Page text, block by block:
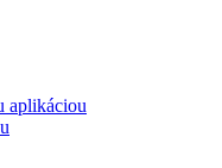
aplikáciou